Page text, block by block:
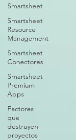
Smartsheet
Smartsheet
Resource
Management
Smartsheet
Conectores
Smartsheet
Premium
Apps
Factores
que
destruyen
proyectos